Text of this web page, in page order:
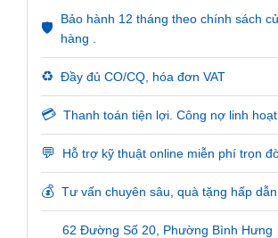
🛡️
Bảo hành 12 tháng theo chính sách
hàng .
♻️ Đầy đủ CO/CQ, hóa đơn VAT
💳 Thanh toán tiện lợi. Công nợ linh hoạt
💬 Hỗ trợ kỹ thuật online miễn phí trọn
💰 Tư vấn chuyên sâu, quà tặng hấp dẫn
62 Đường Số 20, Phường Bình Hưng